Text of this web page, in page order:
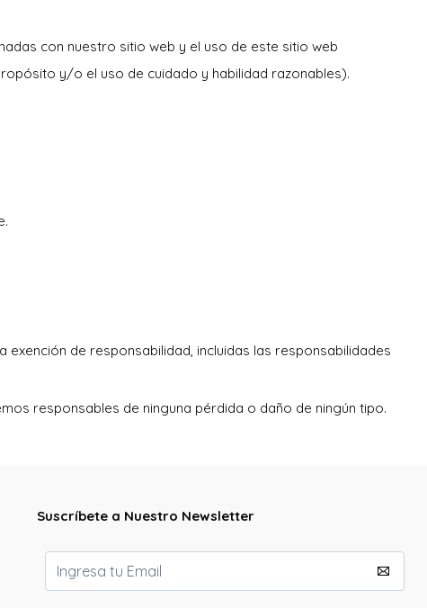
con nuestro sitio web y el uso de este sitio web
y/o el uso de cuidado y habilidad razonables).
de responsabilidad, incluidas las responsabilidades
responsables de ninguna pérdida o daño de ningún tipo.
Suscríbete a Nuestro Newsletter